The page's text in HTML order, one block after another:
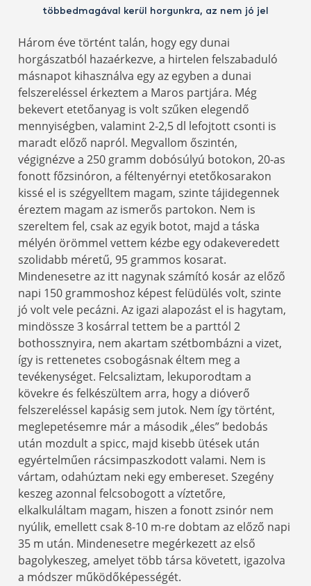
többedmagával kerül horgunkra, az nem jó jel
Három éve történt talán, hogy egy dunai
horgászatból hazaérkezve, a hirtelen felszabaduló
másnapot kihasználva egy az egyben a dunai
felszereléssel érkeztem a Maros partjára. Még
bekevert etetőanyag is volt szűken elegendő
mennyiségben, valamint 2-2,5 dl lefojtott csonti is
maradt előző napról. Megvallom őszintén,
végignézve a 250 gramm dobósúlyú botokon, 20-as
fonott főzsinóron, a féltenyérnyi etetőkosarakon
kissé el is szégyelltem magam, szinte tájidegennek
éreztem magam az ismerős partokon. Nem is
szereltem fel, csak az egyik botot, majd a táska
mélyén örömmel vettem kézbe egy odakeveredett
szolidabb méretű, 95 grammos kosarat.
Mindenesetre az itt nagynak számító kosár az előző
napi 150 grammoshoz képest felüdülés volt, szinte
jó volt vele pecázni. Az igazi alapozást el is hagytam,
mindössze 3 kosárral tettem be a parttól 2
bothossznyira, nem akartam szétbombázni a vizet,
így is rettenetes csobogásnak éltem meg a
tevékenységet. Felcsaliztam, lekuporodtam a
kövekre és felkészültem arra, hogy a dióverő
felszereléssel kapásig sem jutok. Nem így történt,
meglepetésemre már a második „éles” bedobás
után mozdult a spicc, majd kisebb ütések után
egyértelműen rácsimpaszkodott valami. Nem is
vártam, odahúztam neki egy embereset. Szegény
keszeg azonnal felcsobogott a víztetőre,
elkalkuláltam magam, hiszen a fonott zsinór nem
nyúlik, emellett csak 8-10 m-re dobtam az előző napi
35 m után. Mindenesetre megérkezett az első
bagolykeszeg, amelyet több társa követett, igazolva
a módszer működőképességét.